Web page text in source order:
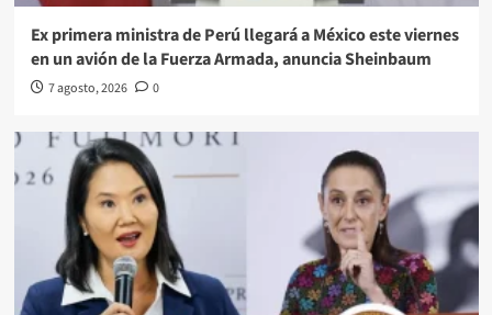
Ex primera ministra de Perú llegará a México este viernes
en un avión de la Fuerza Armada, anuncia Sheinbaum
7 agosto, 2026 0